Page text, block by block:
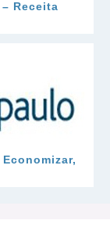
Receita